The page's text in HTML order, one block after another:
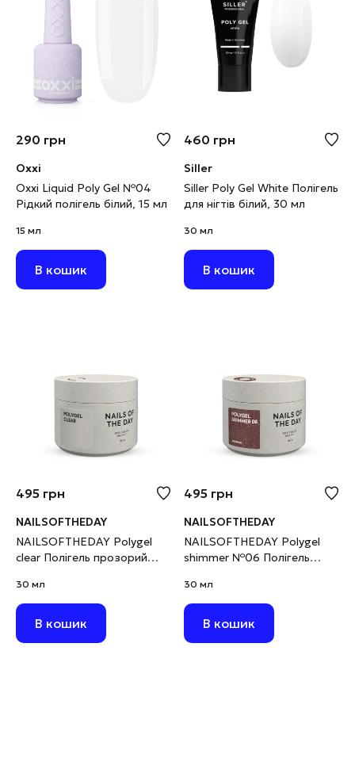
290 грн
Oxxi
Oxxi Liquid Poly Gel №04
Рідкий полігель білий, 15 мл
15 мл
В кошик
460 грн
Siller
Siller Poly Gel White Полігель
для нігтів білий, 30 мл
30 мл
В кошик
495 грн
NAILSOFTHEDAY
NAILSOFTHEDAY Polygel
clear Полігель прозорий
30 мл
В кошик
495 грн
NAILSOFTHEDAY
NAILSOFTHEDAY Polygel
shimmer №06 Полігель
дрібнозернистим, 30 г
30 мл
В кошик